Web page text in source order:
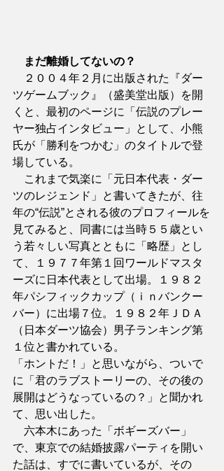
まだ離婚してないの？
２００４年２月に出版された『ダー
ツゲームブック』（盛美堂出版）を開
くと、最初のページに「伝説のプレー
ヤー独占インタビュー」として、小熊
氏が「勝利をつかむ」のタイトルで登
場している。
これまで気楽に「元日本代表・ダー
ツのレジェンド」と書いてきたが、往
年の“伝説”とされる彼のプロフィールを
見てみると、同書には当時５５歳とい
う若々しい写真とともに「略歴」とし
て、１９７７年第１回ワールドマスタ
ーズに日本代表として出場。１９８２
年パシフィックカップ（ｉｎバンクー
バー）に出場７位。１９８２年ＪＤＡ
（日本ダーツ協会）男子ランキング第
１位と書かれている。
「ホントだ！」と思いながら、ついで
に「君のラブストーリーの、その後の
展開はどうなっているの？」と聞かれ
て、思い出した。
六本木にあった「ボギーズバー」
で、東京での結婚披露パーティを開い
た話は、すでに書いているが、その